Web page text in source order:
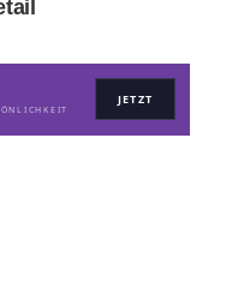
JETZT